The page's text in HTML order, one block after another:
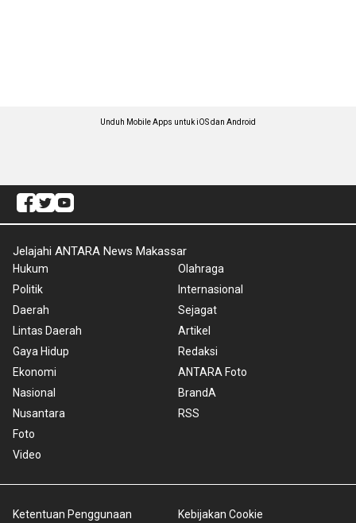
Unduh Mobile Apps untuk iOS dan Android
Jelajahi ANTARA News Makassar
Hukum
Politik
Daerah
Lintas Daerah
Gaya Hidup
Ekonomi
Nasional
Nusantara
Foto
Video
Olahraga
Internasional
Sejagat
Artikel
Redaksi
ANTARA Foto
BrandA
RSS
Ketentuan Penggunaan Kebijakan Cookie